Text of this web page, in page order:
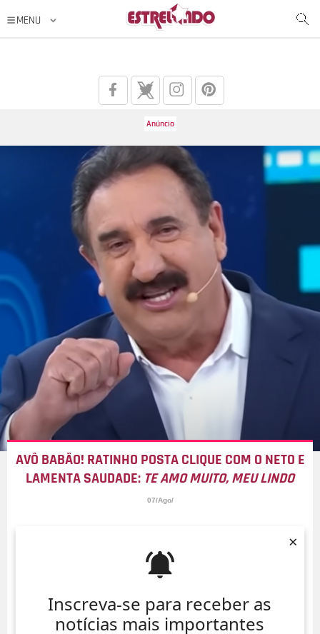
Inscreva-se para receber as
notícias mais importantes
×
AVÔ BABÃO! RATINHO POSTA CLIQUE COM O NETO E
LAMENTA SAUDADE: TE AMO MUITO, MEU LINDO
07/Ago/